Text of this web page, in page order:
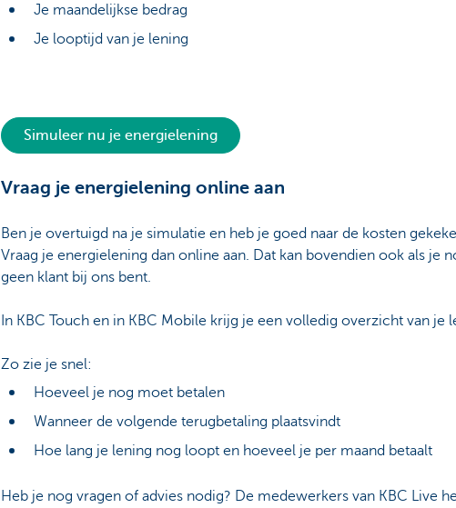
Je maandelijkse bedrag
Je looptijd van je lening
Simuleer nu je energielening
Vraag je energielening online aan
Ben je overtuigd na je simulatie en heb je goed naar de kosten
Vraag je energielening dan online aan. Dat kan bovendien ook als je
geen klant bij ons bent.
In KBC Touch en in KBC Mobile krijg je een volledig overzicht van je
Zo zie je snel:
Hoeveel je nog moet betalen
Wanneer de volgende terugbetaling plaatsvindt
Hoe lang je lening nog loopt en hoeveel je per maand betaalt
Heb je nog vragen of advies nodig? De medewerkers van KBC Live